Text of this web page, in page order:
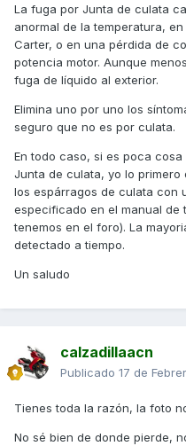
La fuga por Junta de culata
anormal de la temperatura,
Carter, o en una pérdida de
potencia motor. Aunque
fuga de líquido al exterior.
Elimina uno por uno los
seguro que no es por culata.
En todo caso, si es poca
Junta de culata, yo lo
los espárragos de culata con
especificado en el manual de
tenemos en el foro). La
detectado a tiempo.
Un saludo
calzadillaacn
Publicado 17 de
Tienes toda la razón, la foto
No sé bien de donde pierde,